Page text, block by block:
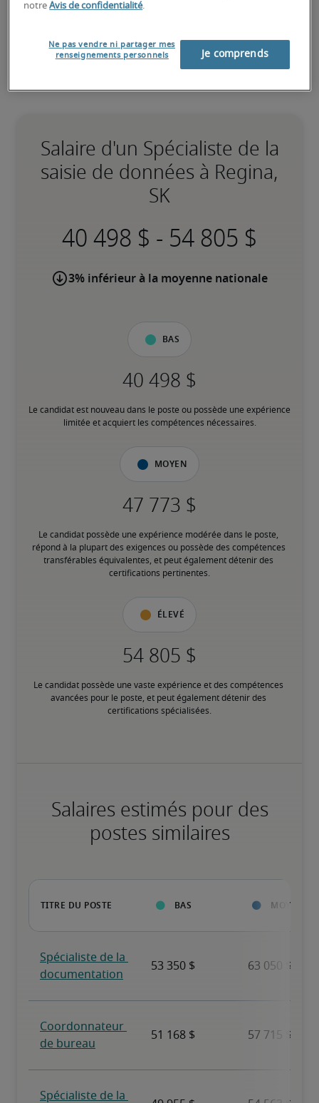
Salaire d'un Spécialiste de la
saisie de données à Regina,
SK
-
3% inférieur à la moyenne nationale
Bas
Le candidat est nouveau dans le poste ou possède une expérience
limitée et acquiert les compétences nécessaires.
Moyen
Le candidat possède une expérience modérée dans le poste,
répond à la plupart des exigences ou possède des compétences
transférables équivalentes, et peut également détenir des
certifications pertinentes.
Élevé
Le candidat possède une vaste expérience et des compétences
avancées pour le poste, et peut également détenir des
certifications spécialisées.
Salaires estimés pour des
postes similaires
notreAvis de confidentialité.
Ne pas vendre ni partager mes
renseignements personnels
Je comprends